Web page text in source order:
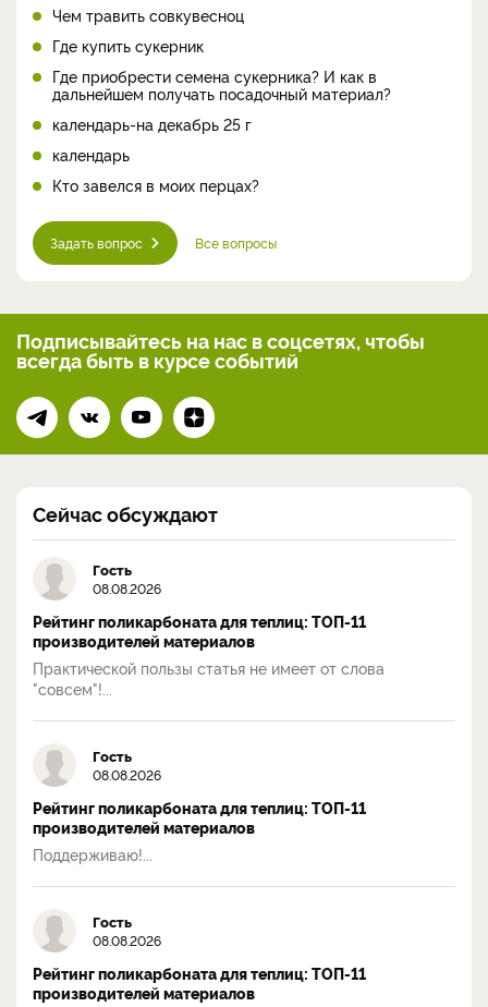
Чем травить совкувесноц
Где купить сукерник
Где приобрести семена сукерника? И как в
дальнейшем получать посадочный материал?
календарь-на декабрь 25 г
календарь
Кто завелся в моих перцах?
Задать вопрос Все вопросы
Подписывайтесь на нас в соцсетях, чтобы
всегдабыть в курсе событий
Сейчас обсуждают
Гость
08.08.2026
Рейтинг поликарбоната для теплиц: ТОП-11
производителей материалов
Практической пользы статья не имеет от слова
"совсем"!...
Гость
08.08.2026
Рейтинг поликарбоната для теплиц: ТОП-11
производителей материалов
Поддерживаю!...
Гость
08.08.2026
Рейтинг поликарбоната для теплиц: ТОП-11
производителей материалов